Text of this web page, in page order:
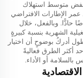
متوسط استهلاك
عمر الإطارات الافتراضي
حادًّا. وبالفعل، خلال
الشهرية بنسبة كبيرةٍ
أدركُ بوضوحٍ أن اختيار
أكثر الطرق فعاليةً
أو الأداء.